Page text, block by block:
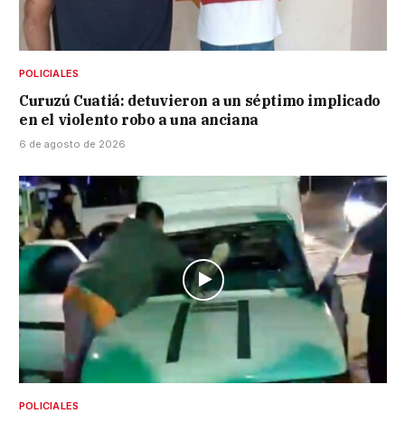
POLICIALES
Curuzú Cuatiá: detuvieron a un séptimo implicado
en el violento robo a una anciana
6 de agosto de 2026
POLICIALES